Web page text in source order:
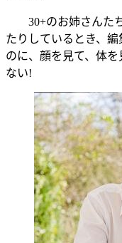
30+のお姉さんたち
たりしているとき、
のに、顔を見て、体
ない!